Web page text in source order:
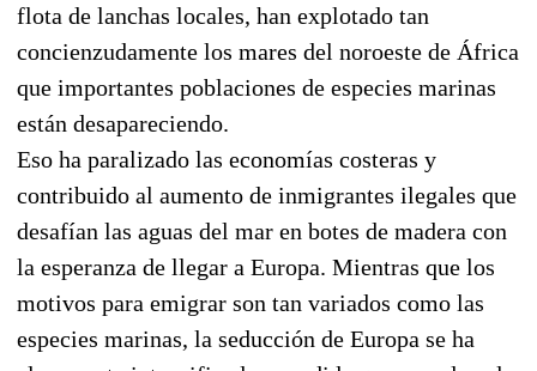
flota de lanchas locales, han explotado tan
concienzudamente los mares del noroeste de África
que importantes poblaciones de especies marinas
están desapareciendo.
Eso ha paralizado las economías costeras y
contribuido al aumento de inmigrantes ilegales que
desafían las aguas del mar en botes de madera con
la esperanza de llegar a Europa. Mientras que los
motivos para emigrar son tan variados como las
especies marinas, la seducción de Europa se ha